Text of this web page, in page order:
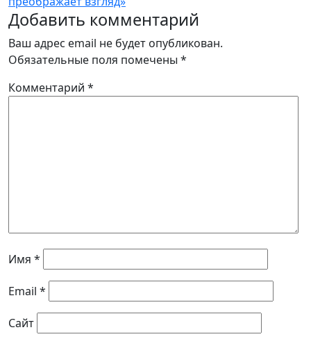
Добавить комментарий
Ваш адрес email не будет опубликован.
Обязательные поля помечены *
Комментарий *
Имя *
Email *
Сайт